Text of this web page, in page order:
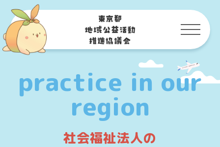
practice in our
region
社会福祉法人の